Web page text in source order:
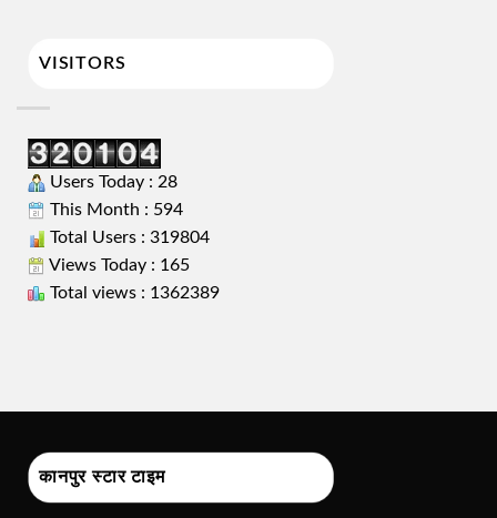
VISITORS
Users Today : 28
This Month : 594
Total Users : 319804
Views Today : 165
Total views : 1362389
कानपुर स्टार टाइम